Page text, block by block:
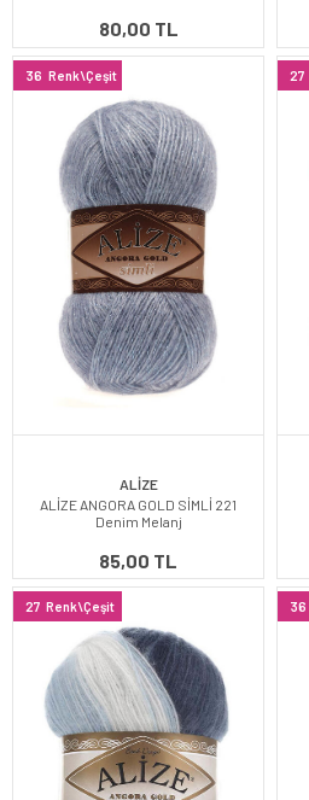
80,00 TL
36 Renk\Çeşit
ALİZE
ALİZE ANGORA GOLD SİMLİ 221
Denim Melanj
85,00 TL
27
27 Renk\Çeşit 36